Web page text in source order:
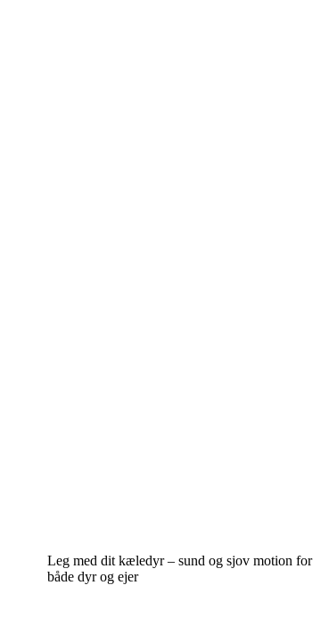
Leg med dit kæledyr – sund og sjov motion for
både dyr og ejer